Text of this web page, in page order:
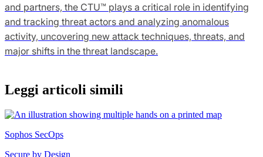
and partners, the CTU™ plays a critical role in identifying
and tracking threat actors and analyzing anomalous
activity, uncovering new attack techniques, threats, and
major shifts in the threat landscape.
Leggi articoli simili
Sophos SecOps
Secure by Design